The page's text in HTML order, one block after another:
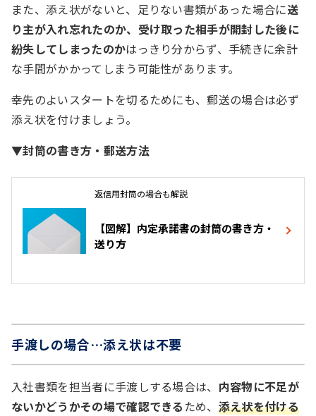
また、添え状がないと、足りない書類があった場合に送
り主が入れ忘れたのか、受け取った相手が開封した後に
紛失してしまったのかはっきり分からず、手続きに余計
な手間がかかってしまう可能性があります。
幸先のよいスタートを切るためにも、郵送の場合は必ず
添え状を付けましょう。
▼封筒の書き方・郵送方法
返信用封筒の場合も解説
【図解】内定承諾書の封筒の書き方・
送り方
手渡しの場合…添え状は不要
入社書類を担当者に手渡しする場合は、 内容物に不足が
ないかどうかその場で確認できる ため、 添え状を付ける